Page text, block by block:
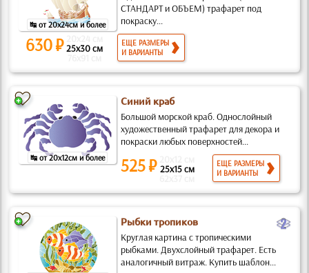
↹ от 20x24см и более
СТАНДАРТ и ОБЪЕМ) трафарет под
покраску...
630 ₽25x30 см
ЕЩЕ РАЗМЕРЫ
И ВАРИАНТЫ
↹ от 20x12см и более
Синий краб
Большой морской краб. Однослойный
художественный трафарет для декора и
покраски любых поверхностей...
525 ₽ 25x15 см
ЕЩЕ РАЗМЕРЫ
И ВАРИАНТЫ
Рыбки тропиков b
Круглая картина с тропическими
рыбками. Двухслойный трафарет. Есть
аналогичный витраж. Купить шаблон...